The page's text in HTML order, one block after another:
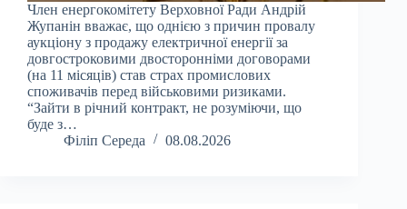
Член енергокомітету Верховної Ради Андрій
Жупанін вважає, що однією з причин провалу
аукціону з продажу електричної енергії за
довгостроковими двосторонніми договорами
(на 11 місяців) став страх промислових
споживачів перед військовими ризиками.
“Зайти в річний контракт, не розуміючи, що
буде з…
Філіп Середа
08.08.2026